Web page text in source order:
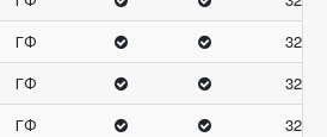
ГФ
32.66
ГФ
32.33
ГФ
32.33